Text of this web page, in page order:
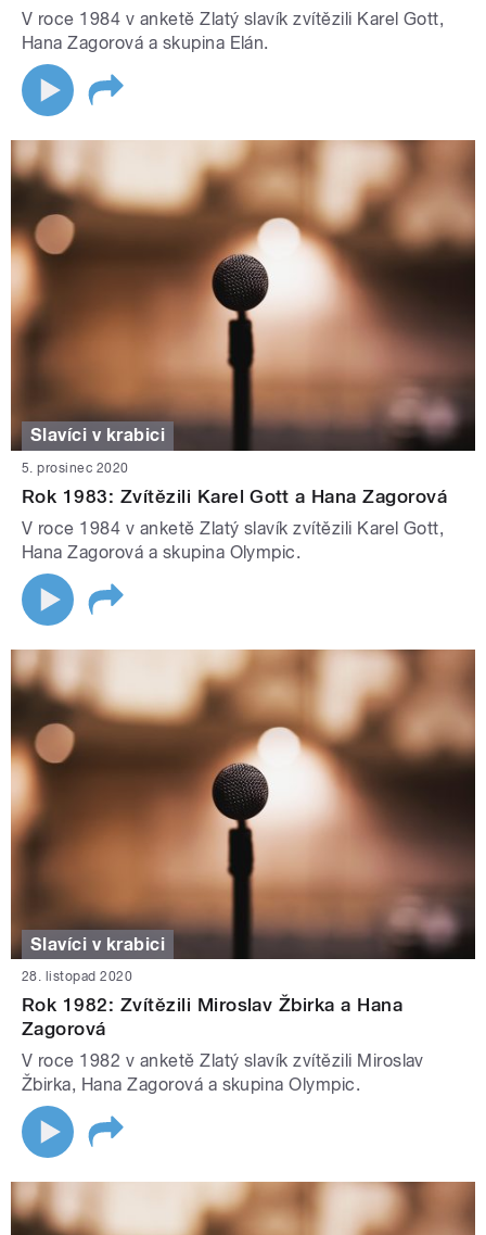
V roce 1984 v anketě Zlatý slavík zvítězili Karel Gott,
Hana Zagorová a skupina Elán.
Slavíci v krabici
5. prosinec 2020
Rok 1983: Zvítězili Karel Gott a Hana Zagorová
V roce 1984 v anketě Zlatý slavík zvítězili Karel Gott,
Hana Zagorová a skupina Olympic.
Slavíci v krabici
28. listopad 2020
Rok 1982: Zvítězili Miroslav Žbirka a Hana
Zagorová
V roce 1982 v anketě Zlatý slavík zvítězili Miroslav
Žbirka, Hana Zagorová a skupina Olympic.